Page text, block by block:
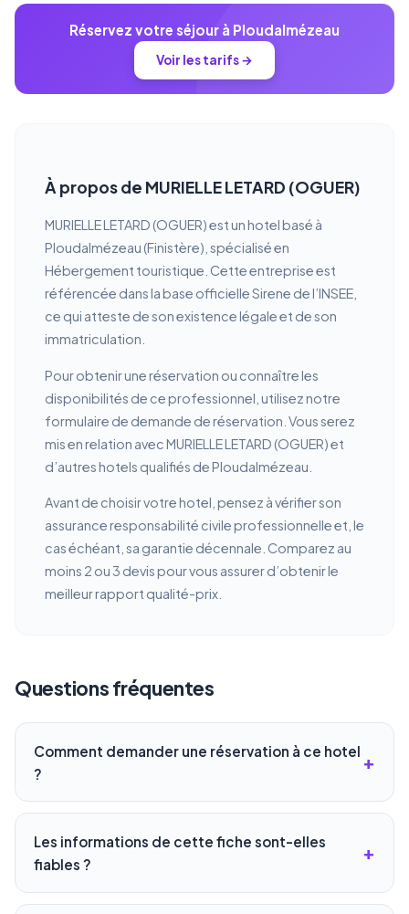
Réservez votre séjour à Ploudalmézeau
Voir les tarifs →
À propos de MURIELLE LETARD (OGUER)
MURIELLE LETARD (OGUER) est un hotel basé à
Ploudalmézeau (Finistère), spécialisé en
Hébergement touristique. Cette entreprise est
référencée dans la base officielle Sirene de l’INSEE,
ce qui atteste de son existence légale et de son
immatriculation.
Pour obtenir une réservation ou connaître les
disponibilités de ce professionnel, utilisez notre
formulaire de demande de réservation. Vous serez
mis en relation avec MURIELLE LETARD (OGUER) et
d’autres hotels qualifiés de Ploudalmézeau.
Avant de choisir votre hotel, pensez à vérifier son
assurance responsabilité civile professionnelle et, le
cas échéant, sa garantie décennale. Comparez au
moins 2 ou 3 devis pour vous assurer d’obtenir le
meilleur rapport qualité-prix.
Questions fréquentes
Comment demander une réservation à ce hotel
?
Les informations de cette fiche sont-elles
fiables ?